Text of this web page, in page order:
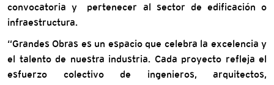
convocatoria y pertenecer al sector de edificación o
infraestructura.
“Grandes Obras es un espacio que celebra la excelencia y
el talento de nuestra industria. Cada proyecto refleja el
esfuerzo colectivo de ingenieros, arquitectos,